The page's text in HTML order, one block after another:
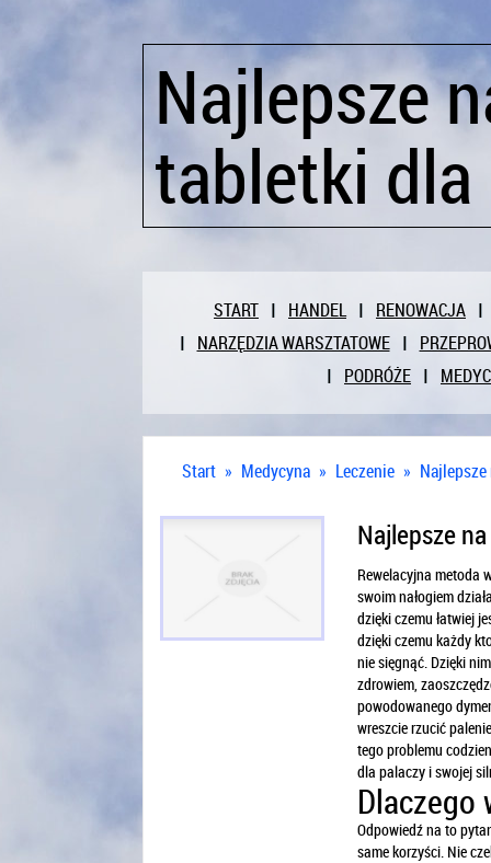
Najlepsze
tabletki dla
START HANDEL
RENOWACJA
NARZĘDZIA WARSZTATOWE
PODRÓŻE
Start » Medycyna » Leczenie »
Najlepsze
Rewelacyjna metoda
swoim nałogiem
dzięki czemu łatwiej
dzięki czemu każdy
nie sięgnąć. Dzięki
zdrowiem,
powodowanego
wreszcie rzucić
tego problemu
dla palaczy i swojej
Dlaczego
Odpowiedź na to
same korzyści. Nie